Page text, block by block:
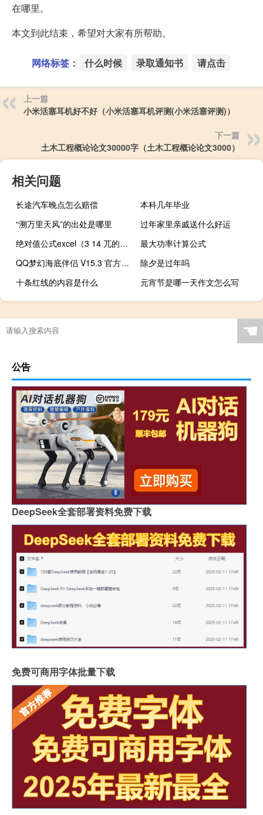
在哪里。
本文到此结束，希望对大家有所帮助。
网络标签： 什么时候 录取通知书 请点击
上一篇
小米活塞耳机好不好（小米活塞耳机评测(小米活塞评测)）
下一篇
土木工程概论论文30000字（土木工程概论论文3000）
相关问题
长途汽车晚点怎么赔偿
本科几年毕业
“溯万里天风”的出处是哪里
过年家里亲戚送什么好运
绝对值公式excel（3 14 兀的绝对值）
最大功率计算公式
QQ梦幻海底伴侣 V15.3 官方绿色版（QQ梦幻海底伴侣 V15.3 官方绿色版功能简介）
除夕是过年吗
十条红线的内容是什么
元宵节是哪一天作文怎么写
☚
公告
DeepSeek全套部署资料免费下载
免费可商用字体批量下载